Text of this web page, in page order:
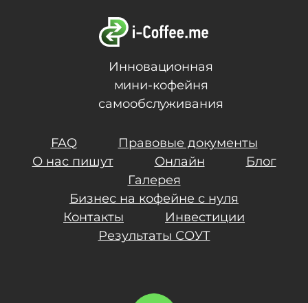
Инновационная
мини-кофейня
самообслуживания
FAQ
Правовые документы
О нас пишут
Онлайн
Блог
Галерея
Бизнес на кофейне с нуля
Контакты
Инвестиции
Результаты СОУТ